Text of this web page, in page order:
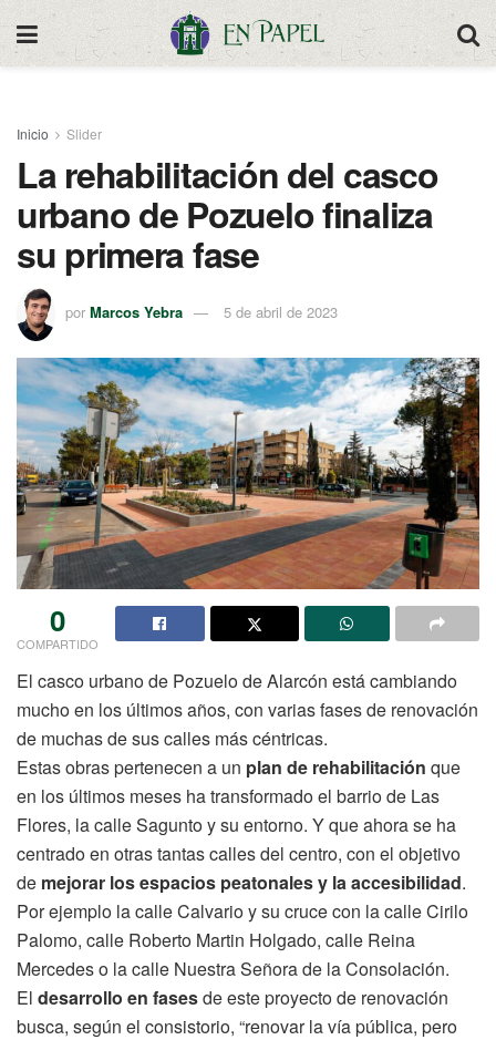
Inicio Slider
La rehabilitación del casco
urbano de Pozuelo finaliza
su primera fase
por Marcos Yebra 5 de abril de 2023
0
COMPARTIDO
El casco urbano de Pozuelo de Alarcón está cambiando
mucho en los últimos años, con varias fases de renovación
de muchas de sus calles más céntricas.
Estas obras pertenecen a un plan de rehabilitación que
en los últimos meses ha transformado el barrio de Las
Flores, la calle Sagunto y su entorno. Y que ahora se ha
centrado en otras tantas calles del centro, con el objetivo
de mejorar los espacios peatonales y la accesibilidad.
Por ejemplo la calle Calvario y su cruce con la calle Cirilo
Palomo, calle Roberto Martin Holgado, calle Reina
Mercedes o la calle Nuestra Señora de la Consolación.
El desarrollo en fasesde este proyecto de renovación
busca, según el consistorio, “renovar la vía pública, pero